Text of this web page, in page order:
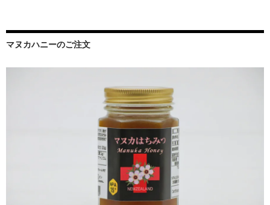
マヌカハニーのご注文